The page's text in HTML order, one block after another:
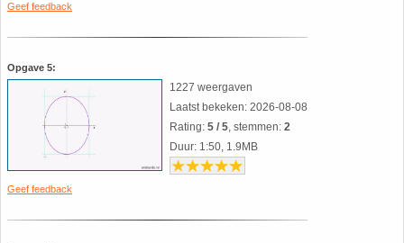
Geef feedback
Opgave 5:
Geef feedback
1227 weergaven
Laatst bekeken: 2026-08-08
Rating: 5 / 5, stemmen: 2
Duur: 1:50, 1.9MB
26. Pi
27. Priemgetallen